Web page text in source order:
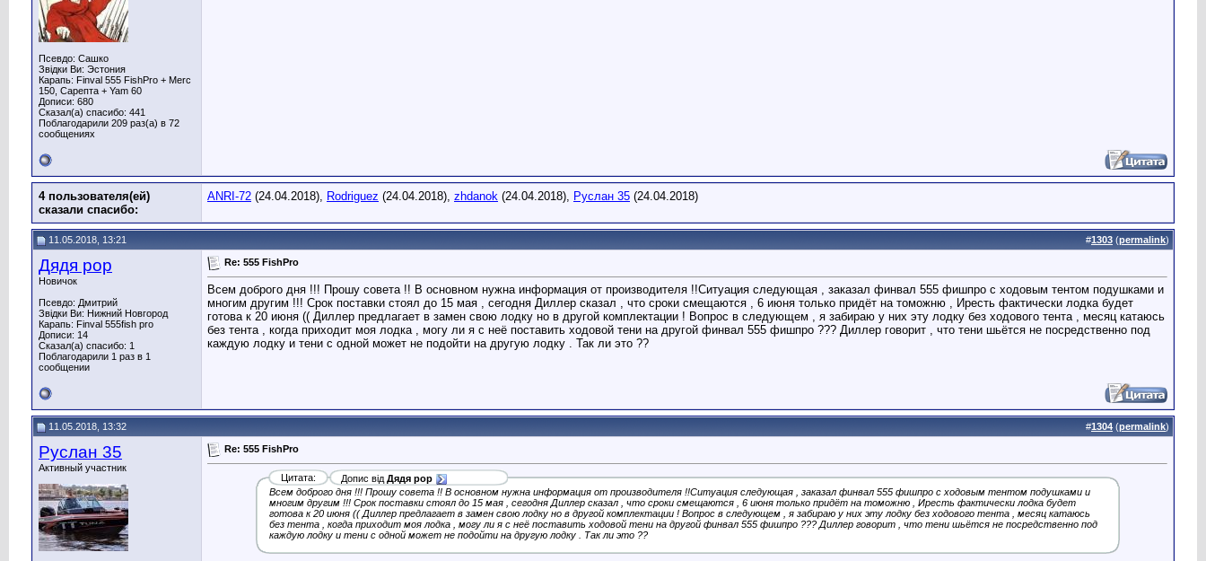
Псевдо: Сашко
Звідки Ви: Эстония
Карапь: Finval 555 FishPro + Merc
150, Сарепта + Yam 60
Дописи: 680
Сказал(а) спасибо: 441
Поблагодарили 209 раз(а) в 72
сообщениях
4 пользователя(ей)
сказали cпасибо:
ANRI-72 (24.04.2018), Rodriguez (24.04.2018), zhdanok (24.04.2018), Руслан 35 (24.04.2018)
11.05.2018, 13:21 #1303 (permalink)
Дядя рор
Новичок
Псевдо: Дмитрий
Звідки Ви: Нижний Новгород
Карапь: Finval 555fish pro
Дописи: 14
Сказал(а) спасибо: 1
Поблагодарили 1 раз в 1
сообщении
Re: 555 FishPro
Всем доброго дня !!! Прошу совета !! В основном нужна информация от производителя !!Ситуация следующая , заказал финвал 555 фишпро с ходовым тентом подушками и
многим другим !!! Срок поставки стоял до 15 мая , сегодня Диллер сказал , что сроки смещаются , 6 июня только придёт на томожню , Иресть фактически лодка будет
готова к 20 июня (( Диллер предлагает в замен свою лодку но в другой комплектации ! Вопрос в следующем , я забираю у них эту лодку без ходового тента , месяц катаюсь
без тента , когда приходит моя лодка , могу ли я с неё поставить ходовой тени на другой финвал 555 фишпро ??? Диллер говорит , что тени шьётся не посредственно под
каждую лодку и тени с одной может не подойти на другую лодку . Так ли это ??
11.05.2018, 13:32 #1304 (permalink)
Руслан 35
Активный участник
Re: 555 FishPro
Цитата: Допис від Дядя рор
Всем доброго дня !!! Прошу совета !! В основном нужна информация от производителя !!Ситуация следующая , заказал финвал 555 фишпро с ходовым тентом подушками и
многим другим !!! Срок поставки стоял до 15 мая , сегодня Диллер сказал , что сроки смещаются , 6 июня только придёт на томожню , Иресть фактически лодка будет
готова к 20 июня (( Диллер предлагает в замен свою лодку но в другой комплектации ! Вопрос в следующем , я забираю у них эту лодку без ходового тента , месяц катаюсь
без тента , когда приходит моя лодка , могу ли я с неё поставить ходовой тени на другой финвал 555 фишпро ??? Диллер говорит , что тени шьётся не посредственно под
каждую лодку и тени с одной может не подойти на другую лодку . Так ли это ??